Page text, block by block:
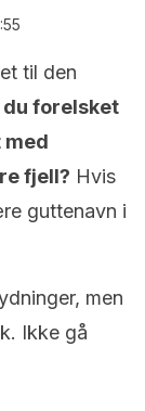
til den
du forelsket
med
fjell? Hvis
guttenavn i
men
Ikke gå